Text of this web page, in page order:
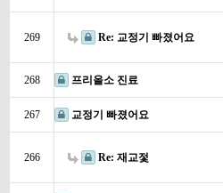
269 Re: 교정기 빠졌어요
268 프리올소 진료
267 교정기 빠졌어요
266 Re: 재교젗